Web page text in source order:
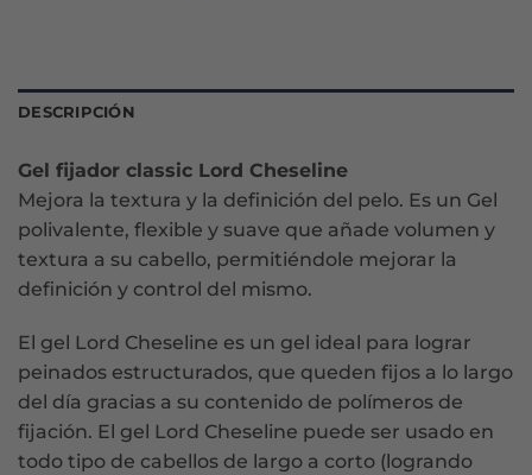
DESCRIPCIÓN
Gel fijador classic Lord Cheseline
Mejora la textura y la definición del pelo. Es un Gel
polivalente, flexible y suave que añade volumen y
textura a su cabello, permitiéndole mejorar la
definición y control del mismo.
El gel Lord Cheseline es un gel ideal para lograr
peinados estructurados, que queden fijos a lo largo
del día gracias a su contenido de polímeros de
fijación. El gel Lord Cheseline puede ser usado en
todo tipo de cabellos de largo a corto (logrando